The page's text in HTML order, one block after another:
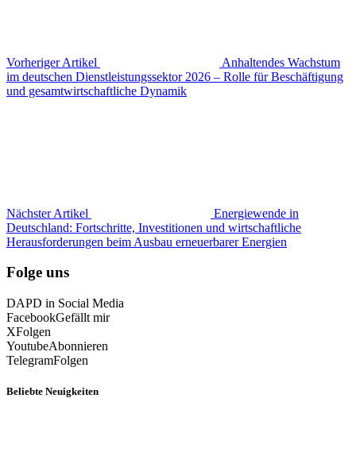
Vorheriger Artikel
Anhaltendes Wachstum
im deutschen Dienstleistungssektor 2026 – Rolle für Beschäftigung
und gesamtwirtschaftliche Dynamik
Nächster Artikel
Energiewende in
Deutschland: Fortschritte, Investitionen und wirtschaftliche
Herausforderungen beim Ausbau erneuerbarer Energien
Folge uns
DAPD in Social Media
FacebookGefällt mir
XFolgen
YoutubeAbonnieren
TelegramFolgen
Beliebte Neuigkeiten